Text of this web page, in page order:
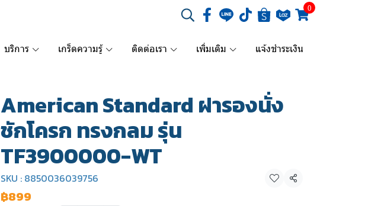
0
บริการ เกร็ดความรู้ ติดต่อเรา เพิ่มเติม แจ้งชำระเงิน
American Standard ฝารองนั่ง
ชักโครก ทรงกลม รุ่น
TF3900000-WT
SKU : 8850036039756 แชร์
฿899